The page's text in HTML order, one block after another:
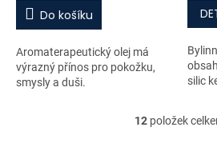
Do košíku
Aromaterapeutický olej má
výrazný přínos pro pokožku,
smysly a duši.
silic
O
12položek